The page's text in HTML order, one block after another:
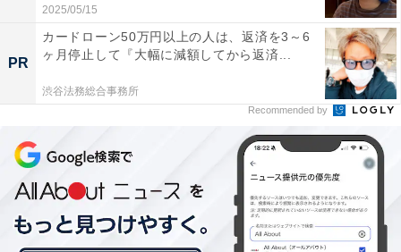
2025/05/15
PR
カードローン50万円以上の人は、返済を3～6
ヶ月停止して『大幅に減額してから返済...
渋谷法務総合事務所
Recommended by